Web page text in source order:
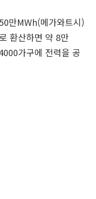
만MWh(메가와트시)
환산하면 약 8만
가구에 전력을 공